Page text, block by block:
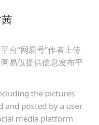
台“网易号”作者上传
易仅提供信息发布平
the pictures
and posted by a user
media platform